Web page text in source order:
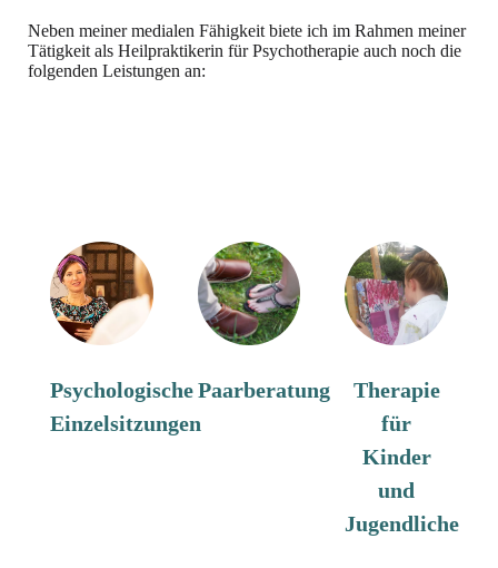
Neben meiner medialen Fähigkeit biete ich im Rahmen meiner
Tätigkeit als Heilpraktikerin für Psychotherapie auch noch die
folgenden Leistungen an:
Psychologische
Einzelsitzungen
Paarberatung
Therapie
für
Kinder
und
Jugendliche